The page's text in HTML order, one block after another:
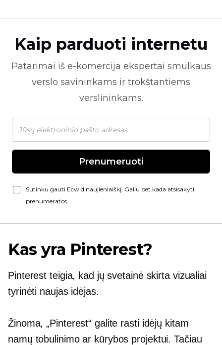
Kaip parduoti internetu
Patarimai iš e-komercija ekspertai smulkaus
verslo savininkams ir trokštantiems
verslininkams.
Prenumeruoti
Sutinku gauti Ecwid naujienlaiškį. Galiu bet kada atsisakyti
prenumeratos.
Kas yra Pinterest?
Pinterest teigia, kad jų svetainė skirta vizualiai
tyrinėti naujas idėjas.
Žinoma, „Pinterest“ galite rasti idėjų kitam
namų tobulinimo ar kūrybos projektui. Tačiau